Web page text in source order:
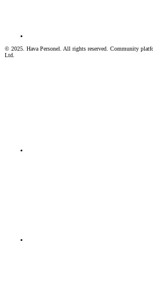
© 2025. Hava Personel. All rights reserved. Community
Ltd.